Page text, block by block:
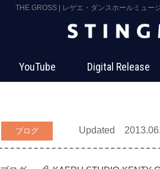
THE GROSS | レゲエ・ダンスホールミュー
YouTube Digital Release
ブログ Updated